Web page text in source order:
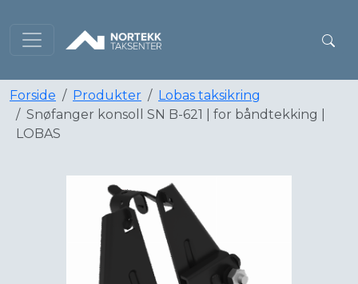
Forside Produkter
Lobas taksikring
Snøfanger konsoll SN B-621 | for båndtekking |
LOBAS